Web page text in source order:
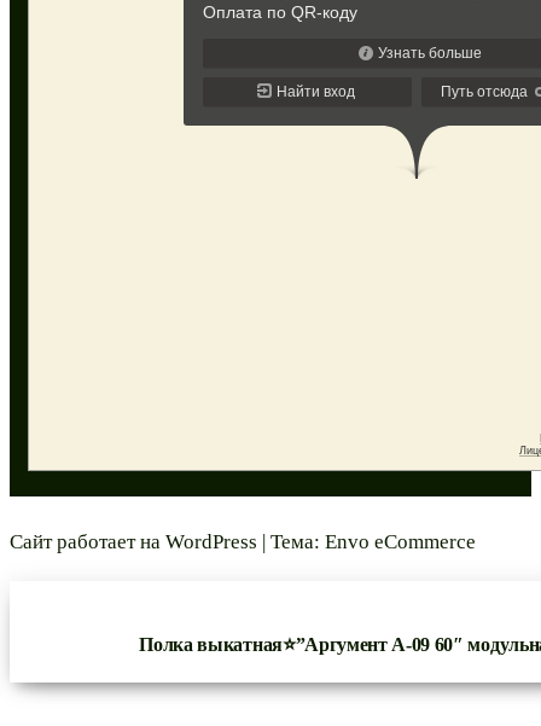
Сайт работает на WordPress | Тема: Envo eCommerce
Полка выкатная⭐”Аргумент А-09 60″